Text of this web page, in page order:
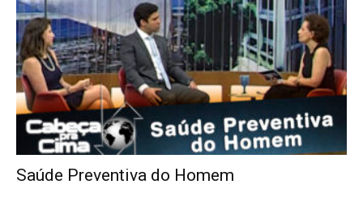
Saúde Preventiva do Homem